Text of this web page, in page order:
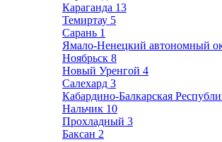
Караганда 13
Темиртау 5
Сарань 1
Ямало-Ненецкий автономный
Ноябрьск 8
Новый Уренгой 4
Салехард 3
Кабардино-Балкарская
Нальчик 10
Прохладный 3
Баксан 2